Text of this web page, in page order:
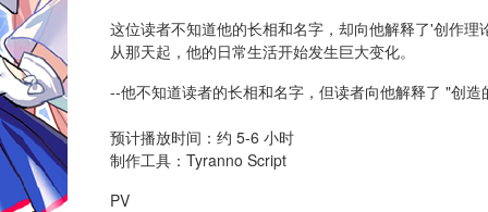
这位读者不知道他的长相和名字，却向他解释了'创作理
从那天起，他的日常生活开始发生巨大变化。
--他不知道读者的长相和名字，但读者向他解释了 "创
预计播放时间：约 5-6 小时
制作工具：Tyranno Script
PV